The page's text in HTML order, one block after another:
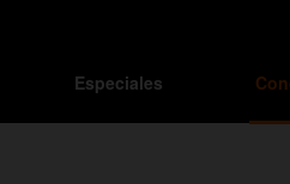
Especiales